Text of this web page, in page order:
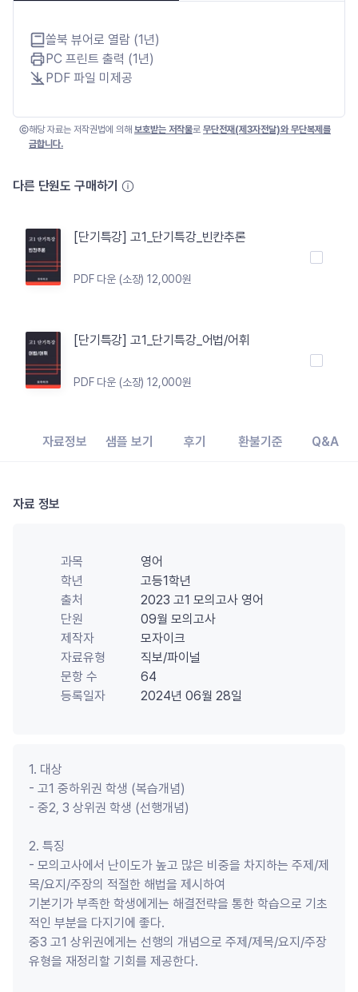
쏠북 뷰어로 열람 (1년)
PC 프린트 출력 (1년)
PDF 파일 미제공
해당 자료는 저작권법에 의해 보호받는 저작물로 무단전재(제3자전달)와 무단복제를
금합니다.
다른 단원도 구매하기
[단기특강] 고1_단기특강_빈칸추론
PDF 다운 (소장) 12,000원
[단기특강] 고1_단기특강_어법/어휘
PDF 다운 (소장) 12,000원
자료정보 샘플 보기 후기 환불기준 Q&A
자료 정보
과목
영어
학년
고등1학년
출처
2023 고1 모의고사 영어
단원
09월 모의고사
제작자
모자이크
자료유형
직보/파이널
문항 수
64
등록일자
2024년 06월 28일
1. 대상
- 고1 중하위권 학생 (복습개념)
- 중2, 3 상위권 학생 (선행개념)
2. 특징
- 모의고사에서 난이도가 높고 많은 비중을 차지하는 주제/제
목/요지/주장의 적절한 해법을 제시하여
기본기가 부족한 학생에게는 해결전략을 통한 학습으로 기초
적인 부분을 다지기에 좋다.
중3 고1 상위권에게는 선행의 개념으로 주제/제목/요지/주장
유형을 재정리할 기회를 제공한다.